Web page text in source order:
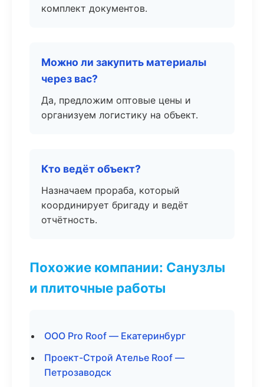
комплект документов.
Можно ли закупить материалы
через вас?
Да, предложим оптовые цены и
организуем логистику на объект.
Кто ведёт объект?
Назначаем прораба, который
координирует бригаду и ведёт
отчётность.
Похожие компании: Санузлы
и плиточные работы
ООО Pro Roof — Екатеринбург
Проект-Строй Ателье Roof —
Петрозаводск